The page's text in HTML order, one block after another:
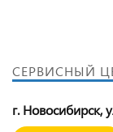
СЕРВИСНЫЙ
г. Новосибирск,